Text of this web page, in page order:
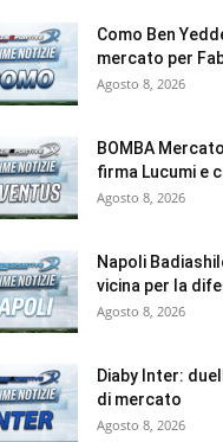
Como Ben
mercato per
Agosto 8, 2026
BOMBA
firma Lucumi e
Agosto 8, 2026
Napoli
vicina per la
Agosto 8, 2026
Diaby Inter:
di mercato
Agosto 8, 2026